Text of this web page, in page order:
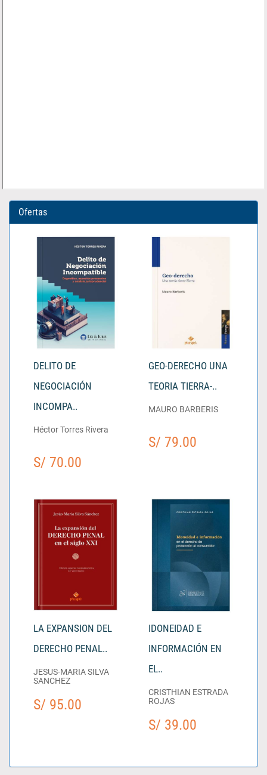
Ofertas
DELITO DE
NEGOCIACIÓN
INCOMPA..
Héctor Torres Rivera
S/ 70.00
GEO-DERECHO UNA
TEORIA TIERRA-..
MAURO BARBERIS
S/ 79.00
LA EXPANSION DEL
DERECHO PENAL..
JESUS-MARIA SILVA
SANCHEZ
S/ 95.00
IDONEIDAD E
INFORMACIÓN EN
EL..
CRISTHIAN ESTRADA
ROJAS
S/ 39.00